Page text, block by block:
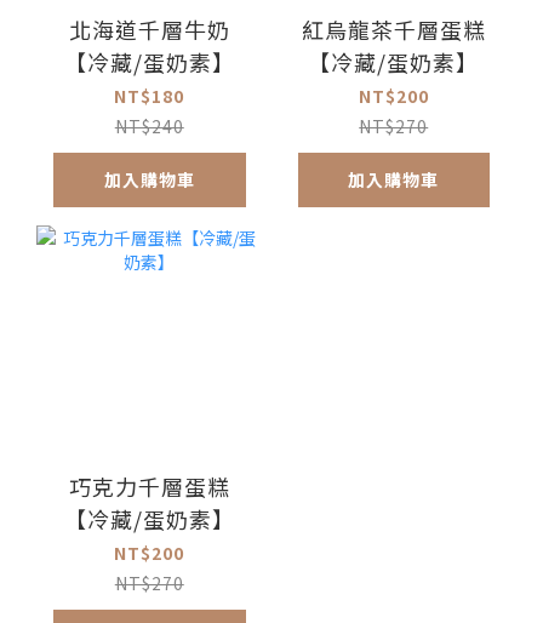
北海道千層牛奶
【冷藏/蛋奶素】
NT$180
NT$240
加入購物車
紅烏龍茶千層蛋糕
【冷藏/蛋奶素】
NT$200
NT$270
加入購物車
巧克力千層蛋糕
【冷藏/蛋奶素】
NT$200
NT$270